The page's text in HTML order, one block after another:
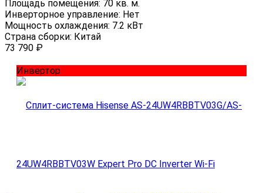
Площадь помещения: 70 кв. м.
Инверторное управление: Нет
Мощность охлаждения: 7.2 кВт
Страна сборки: Китай
73 790 ₽
Инвертор